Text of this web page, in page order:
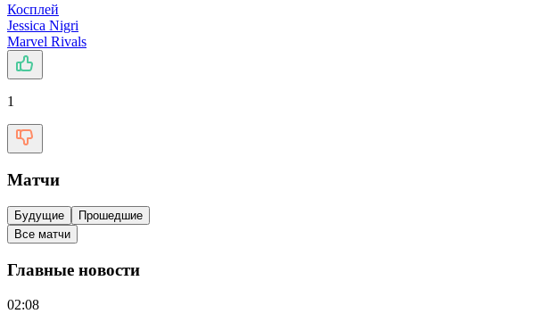
Косплей
Jessica Nigri
Marvel Rivals
1
Матчи
Будущие
Прошедшие
Все матчи
Главные новости
02:08